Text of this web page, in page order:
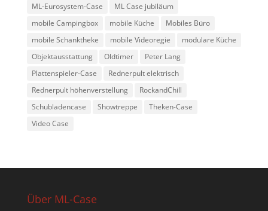
ML-Eurosystem-Case
ML Case jubiläum
mobile Campingbox
mobile Küche
Mobiles Büro
mobile Schanktheke
mobile Videoregie
modulare Küche
Objektausstattung
Oldtimer
Peter Lang
Plattenspieler-Case
Rednerpult elektrisch
Rednerpult höhenverstellung
RockandChill
Schubladencase
Showtreppe
Theken-Case
Video Case
Über ML-Case